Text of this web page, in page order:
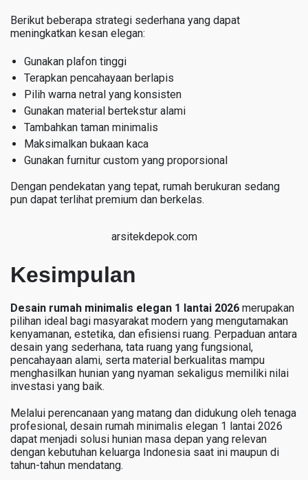
Berikut beberapa strategi sederhana yang dapat
meningkatkan kesan elegan:
Gunakan plafon tinggi
Terapkan pencahayaan berlapis
Pilih warna netral yang konsisten
Gunakan material bertekstur alami
Tambahkan taman minimalis
Maksimalkan bukaan kaca
Gunakan furnitur custom yang proporsional
Dengan pendekatan yang tepat, rumah berukuran sedang
pun dapat terlihat premium dan berkelas.
arsitekdepok.com
Kesimpulan
Desain rumah minimalis elegan 1 lantai 2026 merupakan
pilihan ideal bagi masyarakat modern yang mengutamakan
kenyamanan, estetika, dan efisiensi ruang. Perpaduan antara
desain yang sederhana, tata ruang yang fungsional,
pencahayaan alami, serta material berkualitas mampu
menghasilkan hunian yang nyaman sekaligus memiliki nilai
investasi yang baik.
Melalui perencanaan yang matang dan didukung oleh tenaga
profesional, desain rumah minimalis elegan 1 lantai 2026
dapat menjadi solusi hunian masa depan yang relevan
dengan kebutuhan keluarga Indonesia saat ini maupun di
tahun-tahun mendatang.